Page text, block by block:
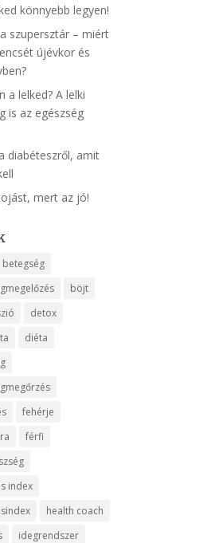
könnyebb legyen!
szupersztár – miért
újévkor és
a lelked? A lelki
is az egészség
diabéteszről, amit
mert az jó!
betegség
böjt
detox
diéta
fehérje
férfi
index
health coach
idegrendszer